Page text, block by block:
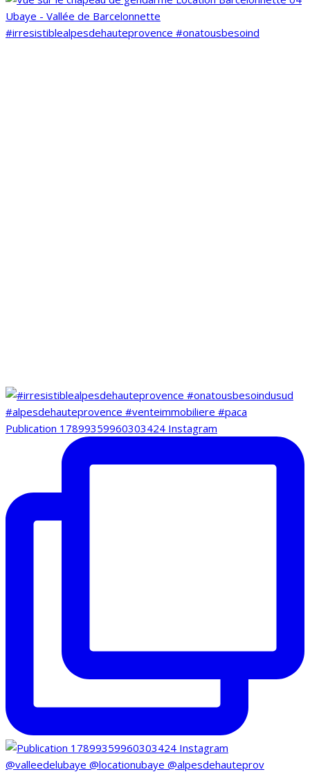
#irresistiblealpesdehauteprovence #onatousbesoind
Publication 17899359960303424 Instagram
@valleedelubaye @locationubaye @alpesdehauteprov